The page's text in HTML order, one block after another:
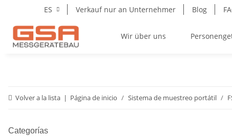
ES Verkauf nur an Unternehmer Blog
Wir über uns
Volver a la lista Página de inicio Sistema de muestreo portátil
Categorías